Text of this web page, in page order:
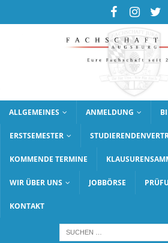
ALLGEMEINES ANMELDUNG
ERSTSEMESTER
KOMMENDE TERMINE
WIR ÜBER UNS JOBBÖRSE
KONTAKT